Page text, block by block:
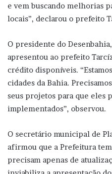
e vem buscando melhorias
locais”, declarou o prefeito
O presidente do
apresentou ao prefeito
crédito disponíveis.
cidades da Bahia.
seus projetos para que eles
implementados”, observou.
O secretário municipal de
afirmou que a Prefeitura
precisam apenas de